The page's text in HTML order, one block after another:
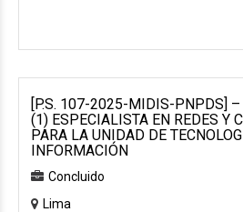
[P.S. 107-2025-MIDIS-PNPDS] –
(1) ESPECIALISTA EN REDES Y
PARA LA UNIDAD DE
INFORMACIÓN
Concluido
Lima